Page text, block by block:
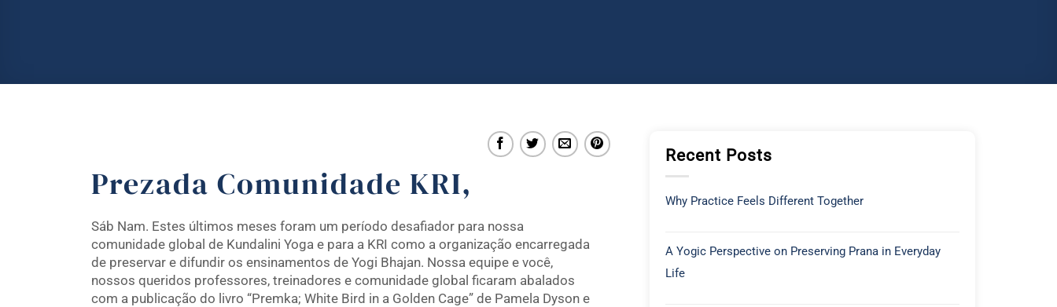
Prezada Comunidade KRI,
Sáb Nam. Estes últimos meses foram um período desafiador para nossa
comunidade global de Kundalini Yoga e para a KRI como a organização encarregada
de preservar e difundir os ensinamentos de Yogi Bhajan. Nossa equipe e você,
nossos queridos professores, treinadores e comunidade global ficaram abalados
com a publicação do livro “Premka; White Bird in a Golden Cage” de Pamela Dyson e
Recent Posts
Why Practice Feels Different Together
A Yogic Perspective on Preserving Prana in Everyday
Life